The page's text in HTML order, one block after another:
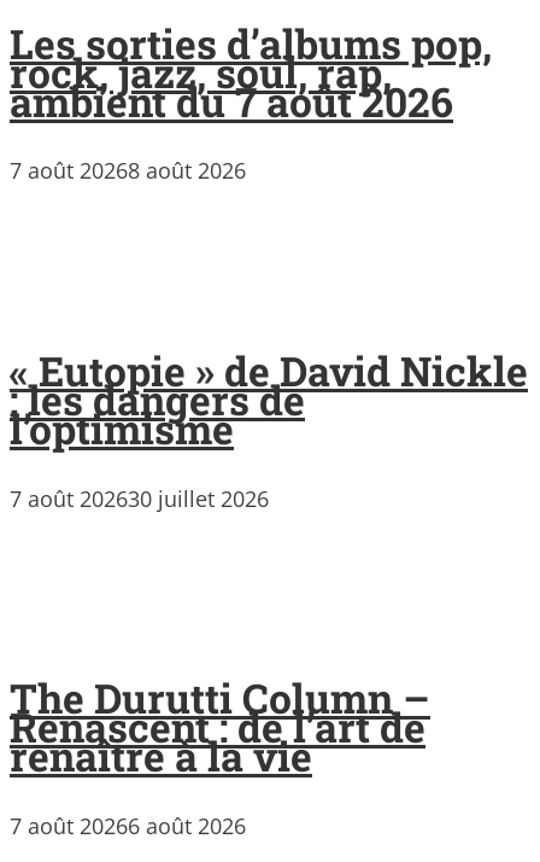
Les sorties d’albums pop,
rock, jazz, soul, rap,
ambient du 7 août 2026
7 août 20268 août 2026
« Eutopie » de David Nickle
: les dangers de
l’optimisme
7 août 202630 juillet 2026
The Durutti Column –
Renascent : de l’art de
renaître à la vie
7 août 20266 août 2026